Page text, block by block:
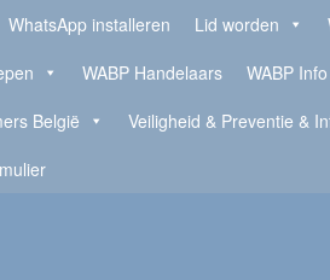
WhatsApp installeren Lid worden
WABP Handelaars
WABP Info
België
Veiligheid & Preventie &